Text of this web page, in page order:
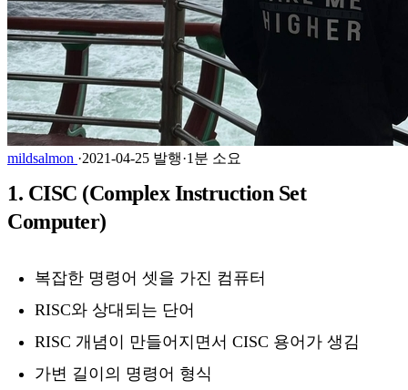
mildsalmon ·2021-04-25 발행·1분 소요
1. CISC (Complex Instruction Set
Computer)
복잡한 명령어 셋을 가진 컴퓨터
RISC와 상대되는 단어
RISC 개념이 만들어지면서 CISC 용어가 생김
가변 길이의 명령어 형식